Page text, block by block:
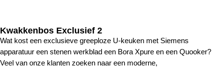
Kwakkenbos Exclusief 2
Wat kost een exclusieve greeploze U-keuken met Siemens
apparatuur een stenen werkblad een Bora Xpure en een Quooker?
Veel van onze klanten zoeken naar een moderne,